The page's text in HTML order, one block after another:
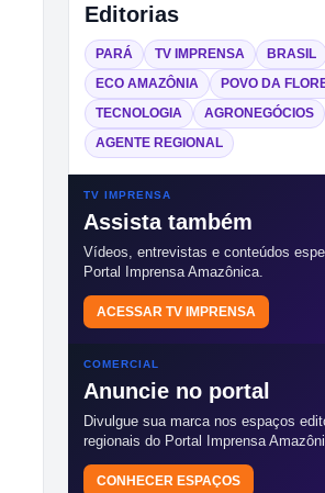
Editorias
PARÁ TV IMPRENSA BRASIL
ECO AMAZÔNIA POVO DA
TECNOLOGIA AGRONEGÓCIOS
AGENTE REGIONAL
TV IMPRENSA
Assista também
Vídeos, entrevistas e conteúdos
Portal Imprensa Amazônica.
ACESSAR TV IMPRENSA
COMERCIAL
Anuncie no portal
Divulgue sua marca nos espaços
regionais do Portal Imprensa
CONHECER ESPAÇOS